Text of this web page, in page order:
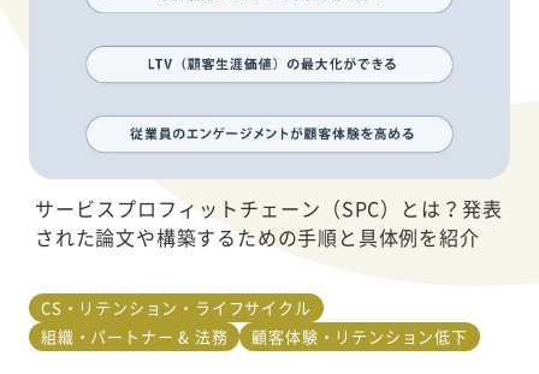
サービスプロフィットチェーン（SPC）とは？発表
された論文や構築するための手順と具体例を紹介
CS・リテンション・ライフサイクル
組織・パートナー & 法務
顧客体験・リテンション低下